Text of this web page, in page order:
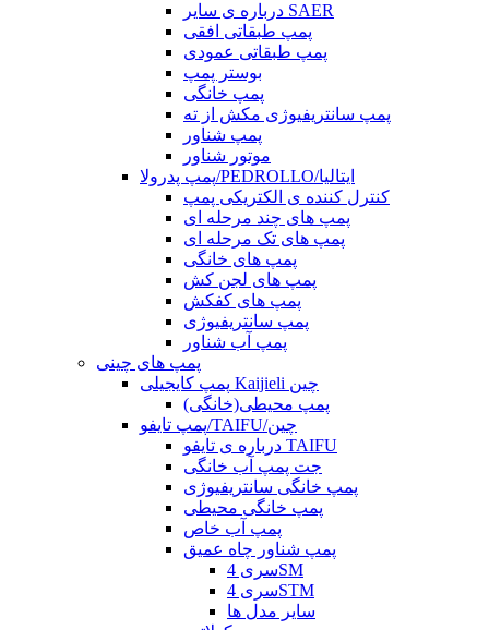
درباره ی سایر SAER
پمپ طبقاتی افقی
پمپ طبقاتی عمودی
بوستر پمپ
پمپ خانگی
پمپ سانتریفیوژی مکش از ته
پمپ شناور
موتور شناور
پمپ پدرولا/PEDROLLO/ایتالیا
کنترل کننده ی الکتریکی پمپ
پمپ های چند مرحله ای
پمپ های تک مرحله ای
پمپ های خانگی
پمپ های لجن کش
پمپ های کفکش
پمپ سانتریفیوژی
پمپ آب شناور
پمپ های چینی
پمپ کایجیلی Kaijieli چین
پمپ محیطی(خانگی)
پمپ تایفو/TAIFU/چین
درباره ی تایفو TAIFU
جت پمپ آب خانگی
پمپ خانگی سانتریفیوژی
پمپ خانگی محیطی
پمپ آب خاص
پمپ شناور چاه عمیق
سری 4SM
سری 4STM
سایر مدل ها